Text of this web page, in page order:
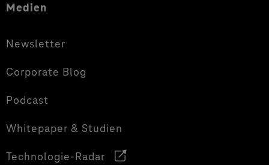
Medien
Newsletter
Corporate Blog
Podcast
Whitepaper & Studien
Technologie-Radar